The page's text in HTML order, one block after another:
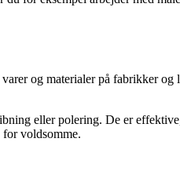
og materialer på fabrikker
eller polering. De er
voldsomme.